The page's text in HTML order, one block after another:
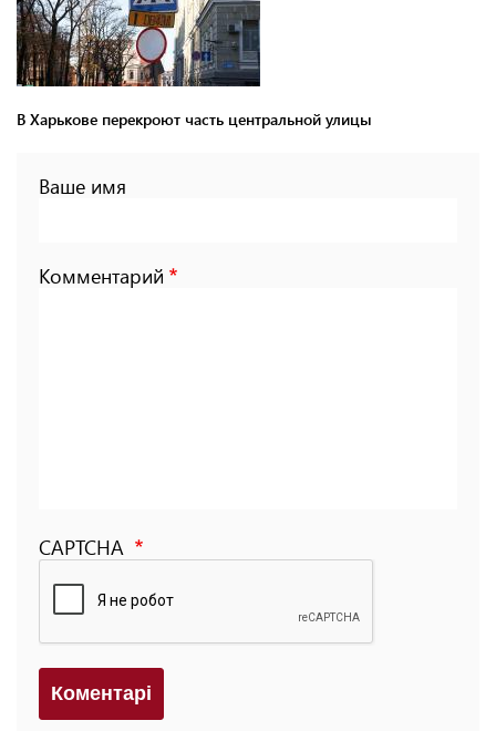
В Харькове перекроют часть центральной улицы
Ваше имя
Комментарий
CAPTCHA
Коментарi